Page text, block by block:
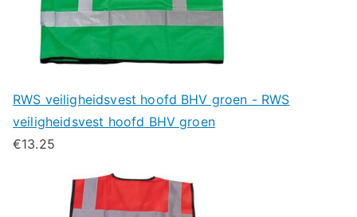
RWS veiligheidsvest hoofd BHV groen - RWS
veiligheidsvest hoofd BHV groen
€13.25